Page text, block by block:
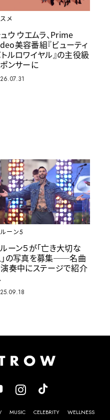
メ
ウ ウエムラ、Prime
美容番組『ビューティ
ルロワイヤル』の主役級
ンサーに
ーン5
ーン５が「亡き大切な
」の写真を募集──名曲
奏中にステージで紹介
MUSIC CELEBRITY
WELLNESS